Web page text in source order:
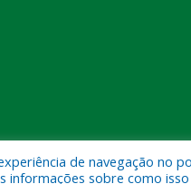
a Prefeitura Municipal de
de navegação no
sobre como